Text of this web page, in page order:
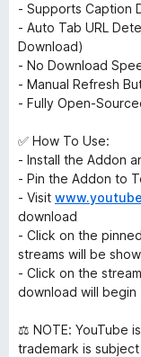
- Supports Caption
- Auto Tab URL
Download)
- No Download
- Manual Refresh
- Fully Open-
✅ How To Use:
- Install the Addon
- Pin the Addon to
- Visit
download
- Click on the
streams will be
- Click on the
download will
⚖️ NOTE: YouTube
trademark is